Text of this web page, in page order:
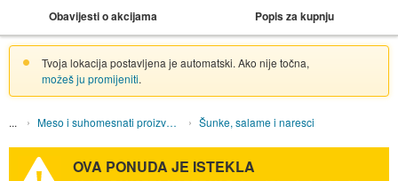
Obavijesti o akcijama Popis za kupnju
Tvoja lokacija postavljena je automatski. Ako nije točna,
možeš ju promijeniti.
Meso i suhomesnati proizvodi Šunke, salame i naresci
OVA PONUDA JE ISTEKLA